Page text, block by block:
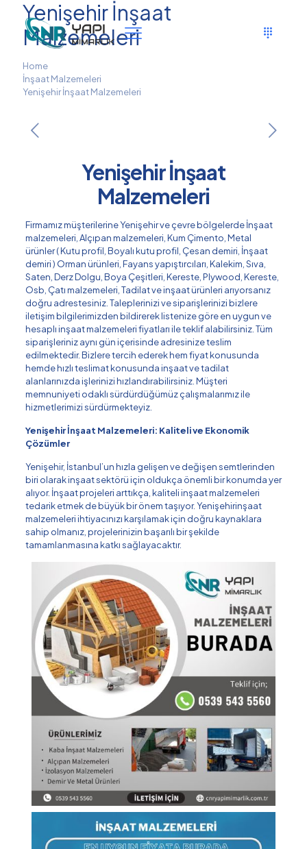
Yenişehir İnşaat
Malzemeleri
Home
İnşaat Malzemeleri
Yenişehir İnşaat Malzemeleri
Yenişehir İnşaat
Malzemeleri
Firmamız müşterilerine Yenişehir ve çevre bölgelerde İnşaat
malzemeleri, Alçıpan malzemeleri, Kum Çimento, Metal
ürünler ( Kutu profil, Boyalı kutu profil, Çesan demiri, İnşaat
demiri ) Orman ürünleri, Fayans yapıştırcıları, Kalekim, Sıva,
Saten, Derz Dolgu, Boya Çeşitleri, Kereste, Plywood, Kereste,
Osb, Çatı malzemeleri, Tadilat ve inşaat ürünleri arıyorsanız
doğru adrestesiniz. Taleplerinizi ve siparişlerinizi bizlere
iletişim bilgilerimizden bildirerek listenize göre en uygun ve
hesaplı inşaat malzemeleri fiyatları ile teklif alabilirsiniz. Tüm
siparişleriniz aynı gün içerisinde adresinize teslim
edilmektedir. Bizlere tercih ederek hem fiyat konusunda
hemde hızlı teslimat konusunda inşaat ve tadilat
alanlarınızda işlerinizi hızlandırabilirsiniz. Müşteri
memnuniyeti odaklı sürdürdüğümüz çalışmalarımız ile
hizmetlerimizi sürdürmekteyiz.
Yenişehir İnşaat Malzemeleri: Kaliteli ve Ekonomik
Çözümler
Yenişehir, İstanbul’un hızla gelişen ve değişen semtlerinden
biri olarak inşaat sektörü için oldukça önemli bir konumda yer
alıyor. İnşaat projeleri arttıkça, kaliteli inşaat malzemeleri
tedarik etmek de büyük bir önem taşıyor. Yenişehirinşaat
malzemeleri ihtiyacınızı karşılamak için doğru kaynaklara
sahip olmanız, projelerinizin başarılı bir şekilde
tamamlanmasına katkı sağlayacaktır.